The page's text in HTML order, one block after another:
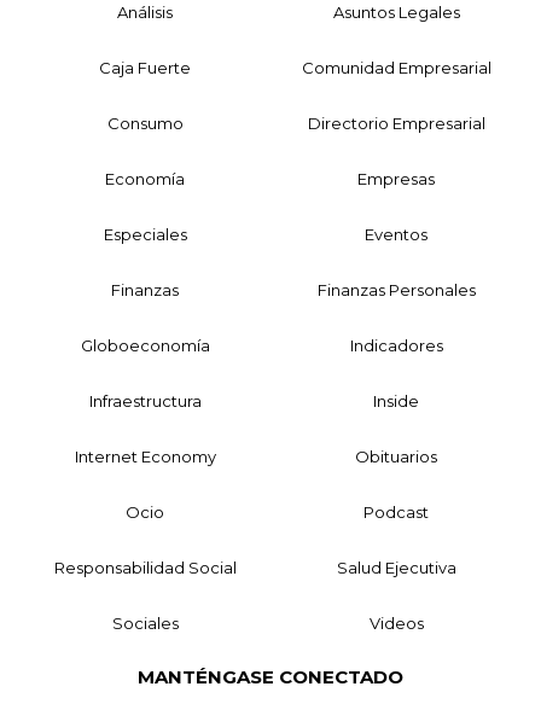
Análisis Asuntos Legales
Caja Fuerte Comunidad Empresarial
Consumo Directorio Empresarial
Economía Empresas
Especiales Eventos
Finanzas Finanzas Personales
Globoeconomía Indicadores
Infraestructura Inside
Internet Economy Obituarios
Ocio Podcast
Responsabilidad Social Salud Ejecutiva
Sociales Videos
MANTÉNGASE CONECTADO